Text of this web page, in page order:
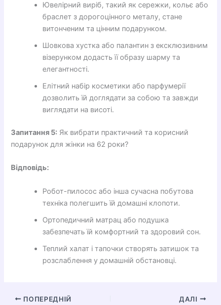
Ювелірний виріб, такий як сережки, кольє або
браслет з дорогоцінного металу, стане
витонченим та цінним подарунком.
Шовкова хустка або палантин з ексклюзивним
візерунком додасть її образу шарму та
елегантності.
Елітний набір косметики або парфумерії
дозволить їй доглядати за собою та завжди
виглядати на висоті.
Запитання 5: Як вибрати практичний та корисний
подарунок для жінки на 62 роки?
Відповідь:
Робот-пилосос або інша сучасна побутова
техніка полегшить їй домашні клопоти.
Ортопедичний матрац або подушка
забезпечать їй комфортний та здоровий сон.
Теплий халат і тапочки створять затишок та
розслаблення у домашній обстановці.
ПОПЕРЕДНІЙ ДАЛІ